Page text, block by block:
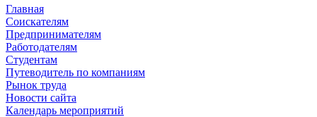
Главная
Соискателям
Предпринимателям
Работодателям
Студентам
Путеводитель по компаниям
Рынок труда
Новости сайта
Календарь мероприятий